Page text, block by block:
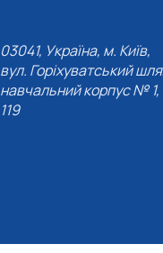
03041, Україна, м. Київ,
вул. Горіхуватський
навчальний корпус №
119